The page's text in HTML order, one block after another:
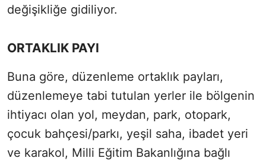
değişikliğe gidiliyor.
ORTAKLIK PAYI
Buna göre, düzenleme ortaklık payları,
düzenlemeye tabi tutulan yerler ile bölgenin
ihtiyacı olan yol, meydan, park, otopark,
çocuk bahçesi/parkı, yeşil saha, ibadet yeri
ve karakol, Milli Eğitim Bakanlığına bağlı